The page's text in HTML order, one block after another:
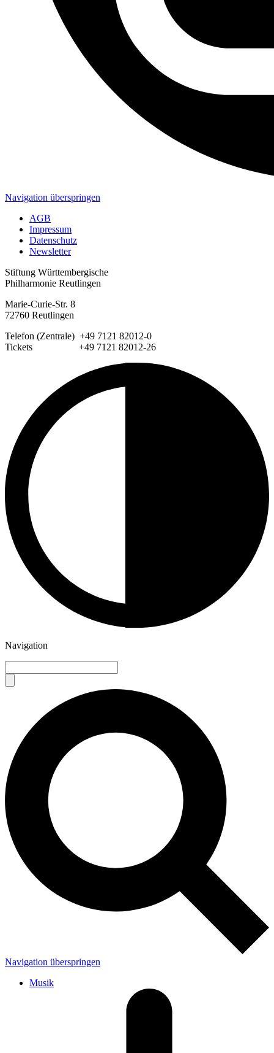
Navigation überspringen
AGB
Impressum
Datenschutz
Newsletter
Stiftung Württembergische
Philharmonie Reutlingen
Marie-Curie-Str. 8
72760 Reutlingen
Telefon (Zentrale) +49 7121 82012-0
Tickets +49 7121 82012-26
Navigation
Navigation überspringen
Musik